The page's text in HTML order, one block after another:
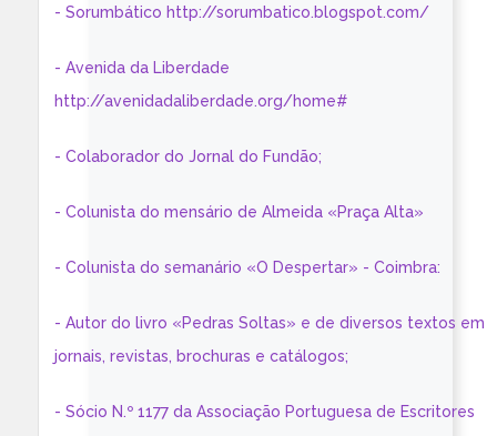
- Sorumbático http://sorumbatico.blogspot.com/
- Avenida da Liberdade
http://avenidadaliberdade.org/home#
- Colaborador do Jornal do Fundão;
- Colunista do mensário de Almeida «Praça Alta»
- Colunista do semanário «O Despertar» - Coimbra:
- Autor do livro «Pedras Soltas» e de diversos textos em
jornais, revistas, brochuras e catálogos;
- Sócio N.º 1177 da Associação Portuguesa de Escritores